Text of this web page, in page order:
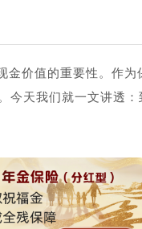
金价值的重要性。作为
今天我们就一文讲透：